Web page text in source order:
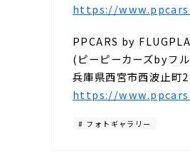
https://
PPCARS by
(ピーピーカーズbyフ
兵庫県西宮市西波止町
https://
# フォトギャラリー